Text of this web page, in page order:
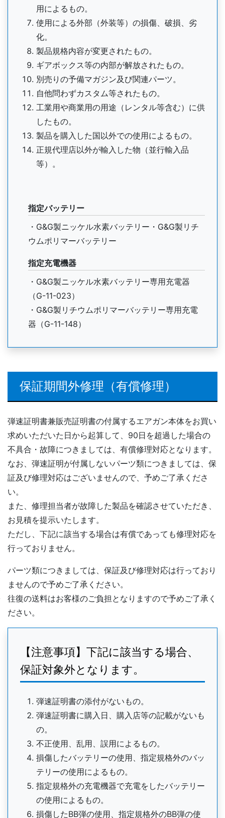
用によるもの。
使用による外部（外装等）の損傷、破損、劣
化。
製品規格内容が変更されたもの。
ギアボックス等の内部が解放されたもの。
別売りの予備マガジン及び関連パーツ。
自他問わずカスタム等されたもの。
工業用や商業用の用途（レンタル等含む）に供
したもの。
製品を購入した国以外での使用によるもの。
正規代理店以外が輸入した物（並行輸入品
等）。
指定バッテリー
・G&G製ニッケル水素バッテリー・G&G製リチ
ウムポリマーバッテリー
指定充電機器
・G&G製ニッケル水素バッテリー専用充電器
（G-11-023）
・G&G製リチウムポリマーバッテリー専用充電
器（G-11-148）
保証期間外修理（有償修理）
弾速証明書兼販売証明書の付属するエアガン本体をお買い
求めいただいた日から起算して、90日を超過した場合の
不具合・故障につきましては、有償修理対応となります。
なお、弾速証明が付属しないパーツ類につきましては、保
証及び修理対応はございませんので、予めご了承くださ
い。
また、修理担当者が故障した製品を確認させていただき、
お見積を提示いたします。
ただし、下記に該当する場合は有償であっても修理対応を
行っておりません。
パーツ類につきましては、保証及び修理対応は行っており
ませんので予めご了承ください。
往復の送料はお客様のご負担となりますので予めご了承く
ださい。
【注意事項】下記に該当する場合、
保証対象外となります。
弾速証明書の添付がないもの。
弾速証明書に購入日、購入店等の記載がないも
の。
不正使用、乱用、誤用によるもの。
損傷したバッテリーの使用、指定規格外のバッ
テリーの使用によるもの。
指定規格外の充電機器で充電をしたバッテリー
の使用によるもの。
損傷したBB弾の使用、指定規格外のBB弾の使